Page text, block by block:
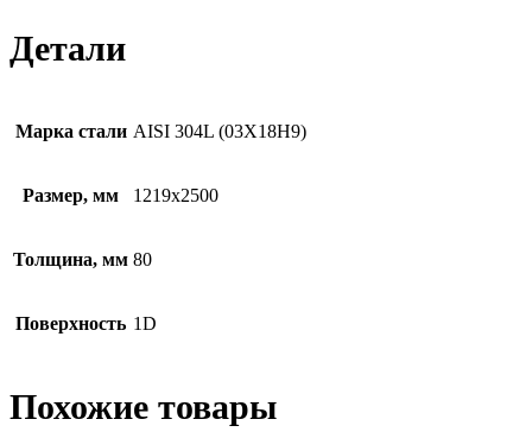
Детали
Марка стали AISI 304L (03Х18Н9)
Размер, мм 1219х2500
Толщина, мм 80
Поверхность 1D
Похожие товары